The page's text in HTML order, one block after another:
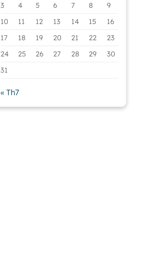
3
4 5 6 7 8
9
10
11 12 13 14 15
16
17
18 19 20 21 22
23
24
25 26 27 28 29
30
31
« Th7